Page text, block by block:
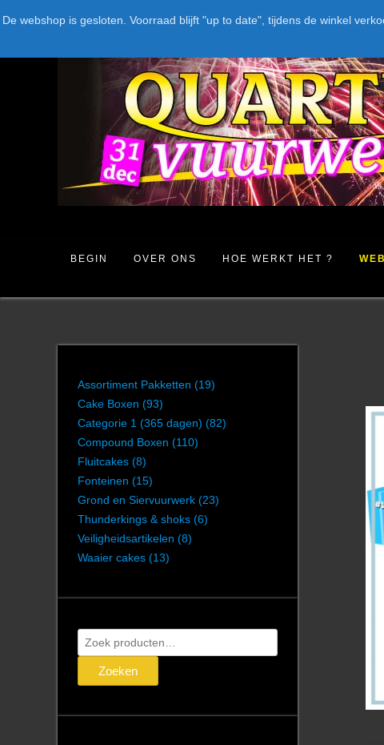
De webshop is gesloten. Voorraad blijft "up to date", tijdens de winkel
naar
BEGIN OVER ONS HOE WERKT HET ?
Assortiment Pakketten (19)
Cake Boxen (93)
Categorie 1 (365 dagen) (82)
Compound Boxen (110)
Fluitcakes (8)
Fonteinen (15)
Grond en Siervuurwerk (23)
Thunderkings & shoks (6)
Veiligheidsartikelen (8)
Waaier cakes (13)
Zoeken
naar:
Zoeken